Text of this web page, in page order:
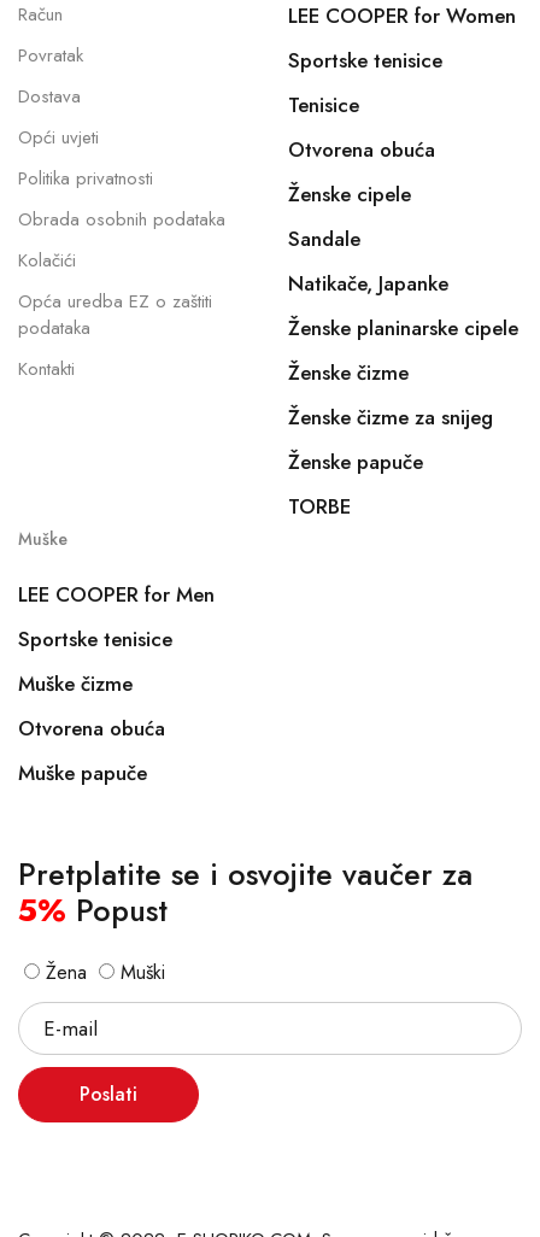
Račun
Povratak
Dostava
Opći uvjeti
Politika privatnosti
Obrada osobnih podataka
Kolačići
Opća uredba EZ o zaštiti
podataka
Kontakti
LEE COOPER for Women
Sportske tenisice
Tenisice
Otvorena obuća
Ženske cipele
Sandale
Natikače, Japanke
Ženske planinarske cipele
Ženske čizme
Ženske čizme za snijeg
Ženske papuče
TORBE
Muške
LEE COOPER for Men
Sportske tenisice
Muške čizme
Otvorena obuća
Muške papuče
Pretplatite se i osvojite vaučer za
5% Popust
Žena Muški
Poslati